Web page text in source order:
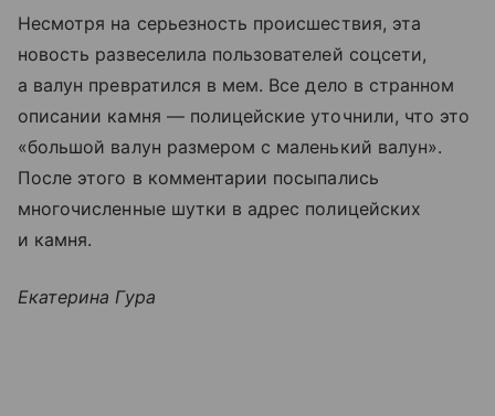
Несмотря на серьезность происшествия, эта
новость развеселила пользователей соцсети,
а валун превратился в мем. Все дело в странном
описании камня — полицейские уточнили, что это
«большой валун размером с маленький валун».
После этого в комментарии посыпались
многочисленные шутки в адрес полицейских
и камня.
Екатерина Гура